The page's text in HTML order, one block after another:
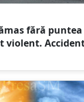
fără
violent.
din Satu